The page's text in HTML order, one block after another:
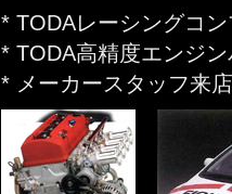
* TODAレーシングコ
* TODA高精度エンジ
* メーカースタッフ来店